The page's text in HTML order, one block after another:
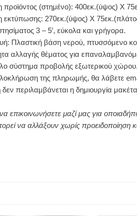
προϊόντος (στημένο): 400εκ.(ύψος) Χ
εκτύπωσης: 270εκ.(ύψος) Χ
3 – 5′, εύκολα και γρήγορα.
Πλαστική βάση νερού, πτυσσόμενο
αλλαγής θέματος για
σύστημα προβολής εξωτερικού χώρου.
της πληρωμής, θα λάβετε
δεν περιλαμβάνεται η δημιουργία
επικοινωνήσετε μαζί μας για
να αλλάξουν χωρίς προειδοποίηση